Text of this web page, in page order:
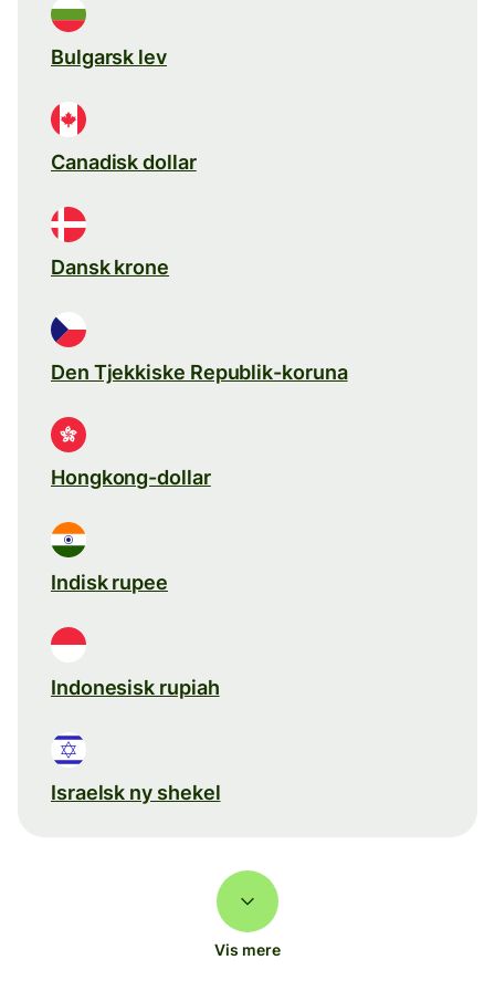
Bulgarsk lev
Canadisk dollar
Dansk krone
Den Tjekkiske Republik-koruna
Hongkong-dollar
Indisk rupee
Indonesisk rupiah
Israelsk ny shekel
Vis mere